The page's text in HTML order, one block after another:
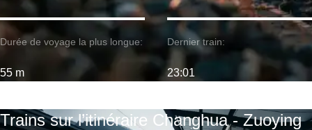
Durée de voyage la plus longue:
55 m
Dernier train:
23:01
Trains sur l’itinéraire Changhua - Zuoying